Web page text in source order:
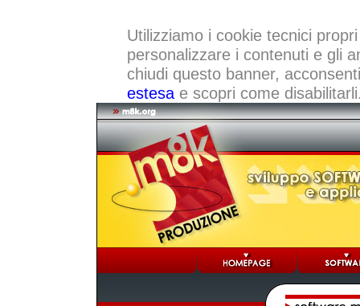
Utilizziamo i cookie tecnici
personalizzare i contenuti e gli
chiudi questo banner,
estesae scopri come